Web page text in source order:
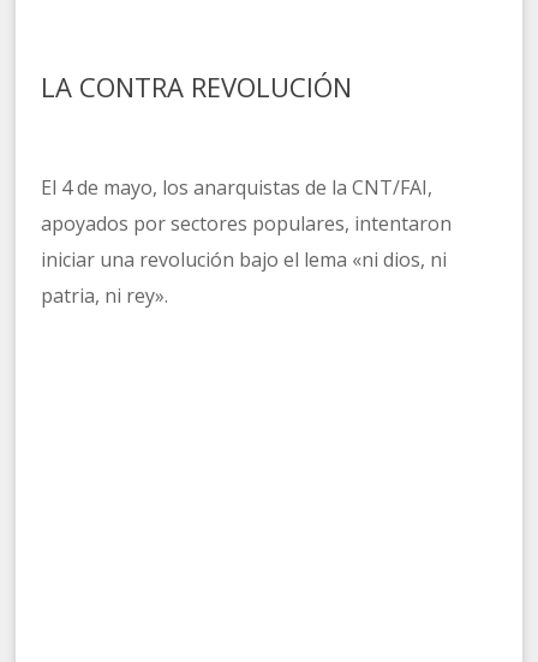
LA CONTRA REVOLUCIÓN
El 4 de mayo, los anarquistas de la CNT/FAI,
apoyados por sectores populares, intentaron
iniciar una revolución bajo el lema «ni dios, ni
patria, ni rey».